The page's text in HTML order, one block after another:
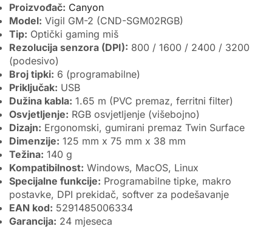
Proizvođač: Canyon
Model: Vigil GM-2 (CND-SGM02RGB)
Tip: Optički gaming miš
Rezolucija senzora (DPI): 800 / 1600 / 2400 / 3200
(podesivo)
Broj tipki: 6 (programabilne)
Priključak: USB
Dužina kabla: 1.65 m (PVC premaz, ferritni filter)
Osvjetljenje: RGB osvjetljenje (višebojno)
Dizajn: Ergonomski, gumirani premaz Twin Surface
Dimenzije: 125 mm x 75 mm x 38 mm
Težina: 140 g
Kompatibilnost: Windows, MacOS, Linux
Specijalne funkcije: Programabilne tipke, makro
postavke, DPI prekidač, softver za podešavanje
EAN kod: 5291485006334
Garancija: 24 mjeseca